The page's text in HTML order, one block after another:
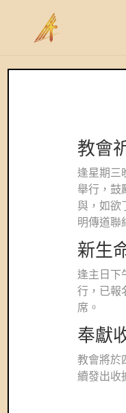
4 月 29, 2026|News
教會
逢星期三
舉行，鼓
與，如欲
明傳道聯
新生
逢主日下
行，已報
席。
奉獻
教會將於
續發出收